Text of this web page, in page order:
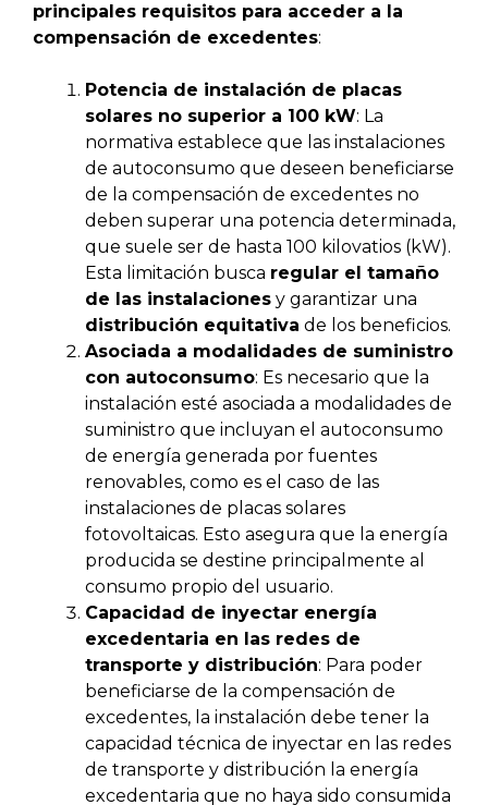
principales requisitos para acceder a la
compensación de excedentes:
Potencia de instalación de placas
solares no superior a 100 kW: La
normativa establece que las instalaciones
de autoconsumo que deseen beneficiarse
de la compensación de excedentes no
deben superar una potencia determinada,
que suele ser de hasta 100 kilovatios (kW).
Esta limitación busca regular el tamaño
de las instalaciones y garantizar una
distribución equitativa de los beneficios.
Asociada a modalidades de suministro
con autoconsumo: Es necesario que la
instalación esté asociada a modalidades de
suministro que incluyan el autoconsumo
de energía generada por fuentes
renovables, como es el caso de las
instalaciones de placas solares
fotovoltaicas. Esto asegura que la energía
producida se destine principalmente al
consumo propio del usuario.
Capacidad de inyectar energía
excedentaria en las redes de
transporte y distribución: Para poder
beneficiarse de la compensación de
excedentes, la instalación debe tener la
capacidad técnica de inyectar en las redes
de transporte y distribución la energía
excedentaria que no haya sido consumida